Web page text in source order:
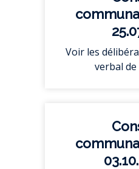
Voir les
verbal de